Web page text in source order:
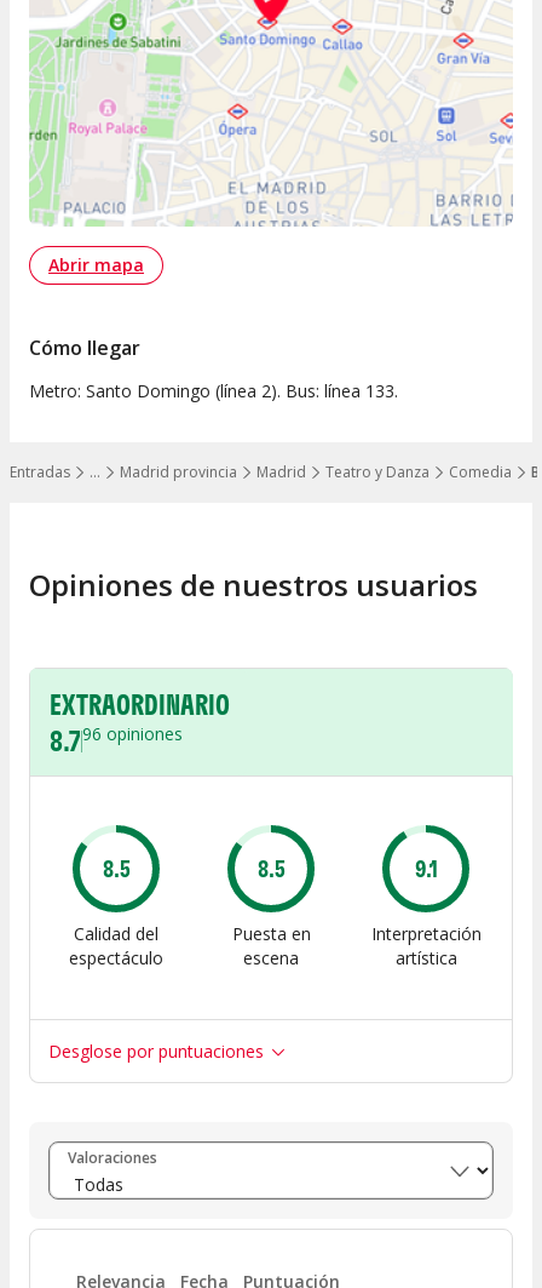
…
Mostrar todos los niveles
Entradas Madrid provincia Madrid Teatro y Danza Comedia
Abrir mapa
Cómo llegar
Metro: Santo Domingo (línea 2). Bus: línea 133.
Opiniones de nuestros usuarios
EXTRAORDINARIO
8.796 opiniones
8.5
Calidad del
espectáculo
8.5
Puesta en
escena
9.1
Interpretación
artística
Desglose por puntuaciones
Entre 8 y 10 (82)
Entre 6 y 8 (17)
Entre 4 y 6 7
Valoraciones
Relevancia Fecha Puntuación